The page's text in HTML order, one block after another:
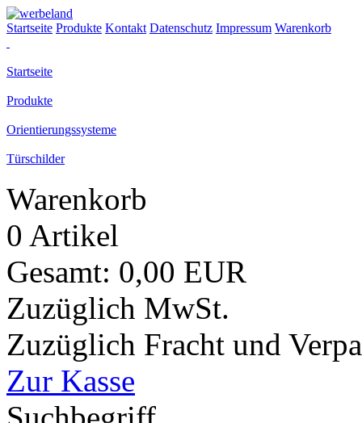
Startseite Produkte Kontakt Datenschutz Impressum Warenkorb
Startseite
Produkte
Orientierungssysteme
Türschilder
Warenkorb
0 Artikel
Gesamt: 0,00 EUR
Zuzüglich MwSt.
Zuzüglich Fracht und
Zur Kasse